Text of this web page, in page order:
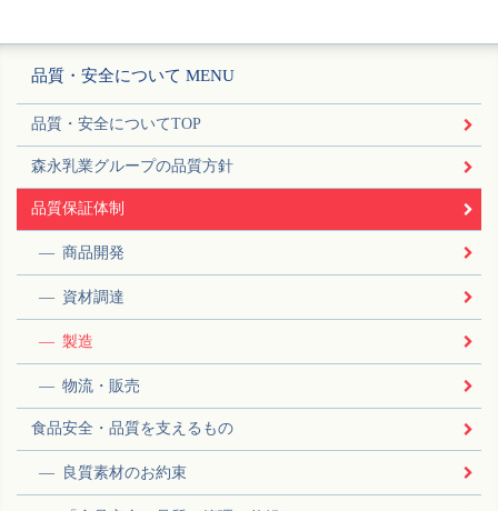
品質・安全について MENU
品質・安全についてTOP
森永乳業グループの品質方針
品質保証体制
商品開発
資材調達
製造
物流・販売
食品安全・品質を支えるもの
良質素材のお約束